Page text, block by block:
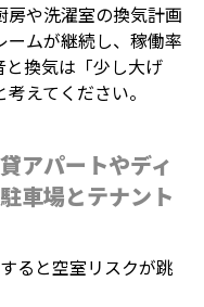
や洗濯室の換気計画
ムが継続し、稼働率
と換気は「少し大げ
えてください。
アパートやディ
車場とテナント
ると空室リスクが跳